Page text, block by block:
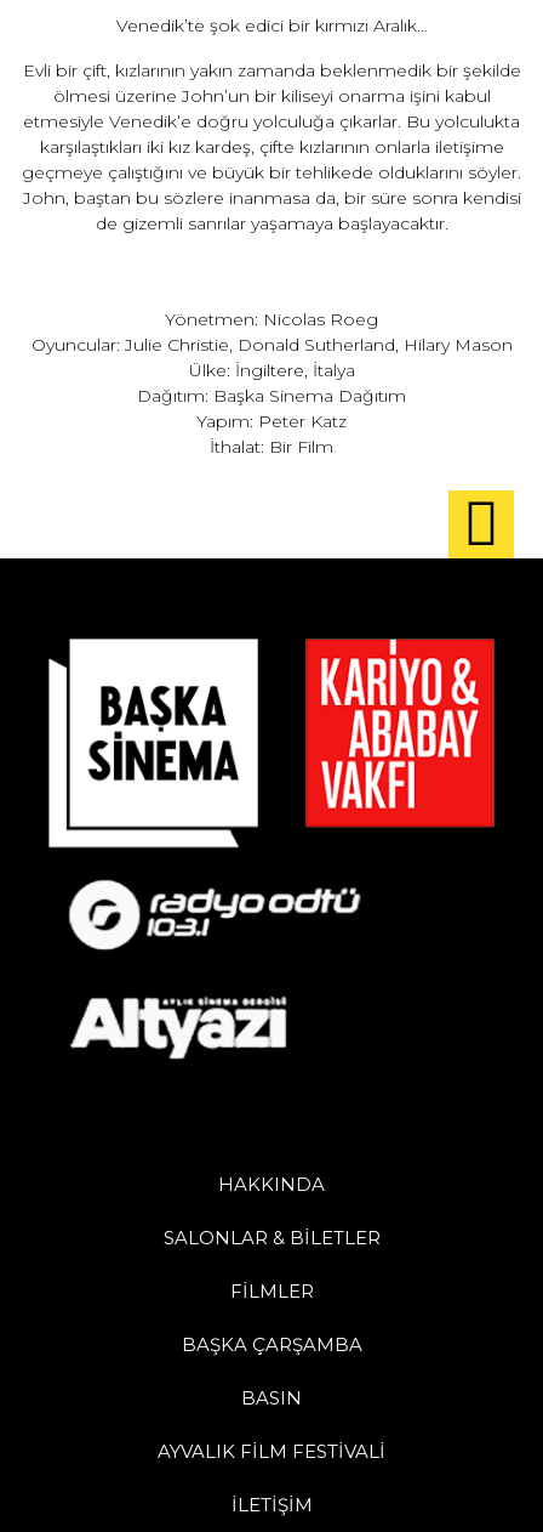
Venedik’te şok edici bir kırmızı Aralık…
Evli bir çift, kızlarının yakın zamanda beklenmedik bir şekilde
ölmesi üzerine John’un bir kiliseyi onarma işini kabul
etmesiyle Venedik’e doğru yolculuğa çıkarlar. Bu yolculukta
karşılaştıkları iki kız kardeş, çifte kızlarının onlarla iletişime
geçmeye çalıştığını ve büyük bir tehlikede olduklarını söyler.
John, baştan bu sözlere inanmasa da, bir süre sonra kendisi
de gizemli sanrılar yaşamaya başlayacaktır.
Yönetmen: Nicolas Roeg
Oyuncular: Julie Christie, Donald Sutherland, Hilary Mason
Ülke: İngiltere, İtalya
Dağıtım: Başka Sinema Dağıtım
Yapım: Peter Katz
İthalat: Bir Film
HAKKINDA
SALONLAR & BİLETLER
FİLMLER
BAŞKA ÇARŞAMBA
BASIN
AYVALIK FİLM FESTİVALİ
İLETİŞİM